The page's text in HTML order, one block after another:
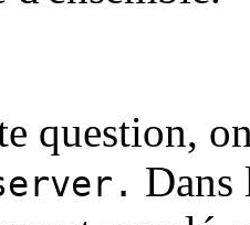
question,
Dans